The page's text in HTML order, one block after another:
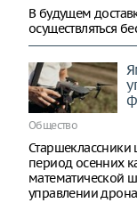
В будущем
осуществляться
Общество
период осенних
математической
управлении